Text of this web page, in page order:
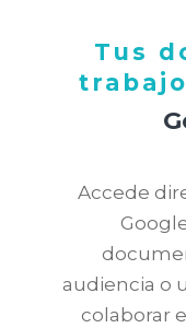
Tus
Accede
audiencia o
colaborar